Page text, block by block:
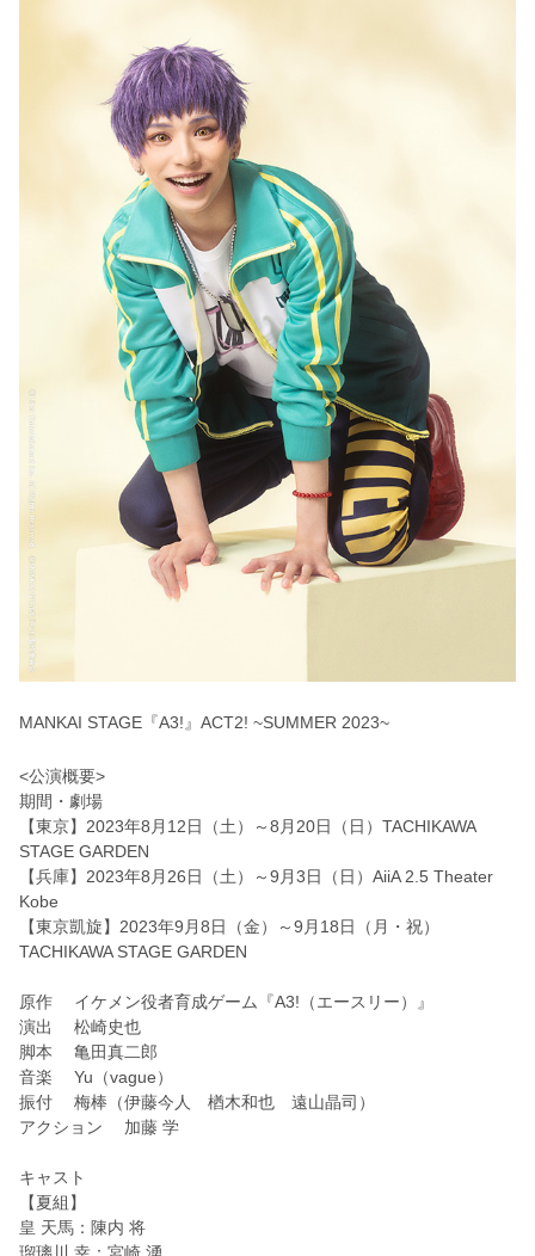
MANKAI STAGE『A3!』ACT2! ~SUMMER 2023~
<公演概要>
期間・劇場
【東京】2023年8月12日（土）～8月20日（日）TACHIKAWA
STAGE GARDEN
【兵庫】2023年8月26日（土）～9月3日（日）AiiA 2.5 Theater
Kobe
【東京凱旋】2023年9月8日（金）～9月18日（月・祝）
TACHIKAWA STAGE GARDEN
原作 イケメン役者育成ゲーム『A3!（エースリー）』
演出 松崎史也
脚本 亀田真二郎
音楽 Yu（vague）
振付 梅棒（伊藤今人 楢木和也 遠山晶司）
アクション 加藤 学
キャスト
【夏組】
皇 天馬：陳内 将